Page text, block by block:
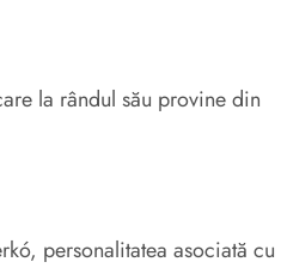
la rândul său provine din
personalitatea asociată cu